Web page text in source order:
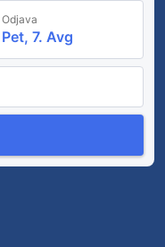
Odjava
Pet, 7. Avg